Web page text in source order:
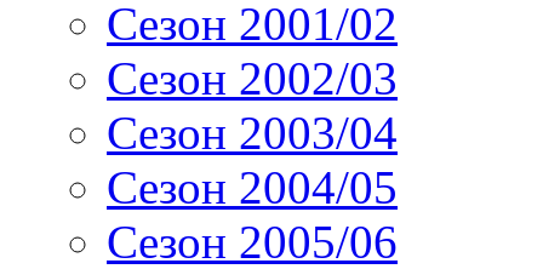
Сезон 2001/02
Сезон 2002/03
Сезон 2003/04
Сезон 2004/05
Сезон 2005/06